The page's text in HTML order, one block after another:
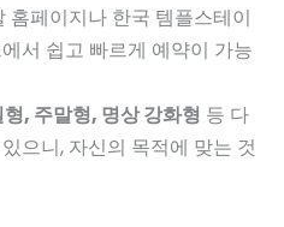
홈페이지나 한국 템플스테이
서 쉽고 빠르게 예약이 가능
형, 주말형, 명상 강화형 등 다
으니, 자신의 목적에 맞는 것